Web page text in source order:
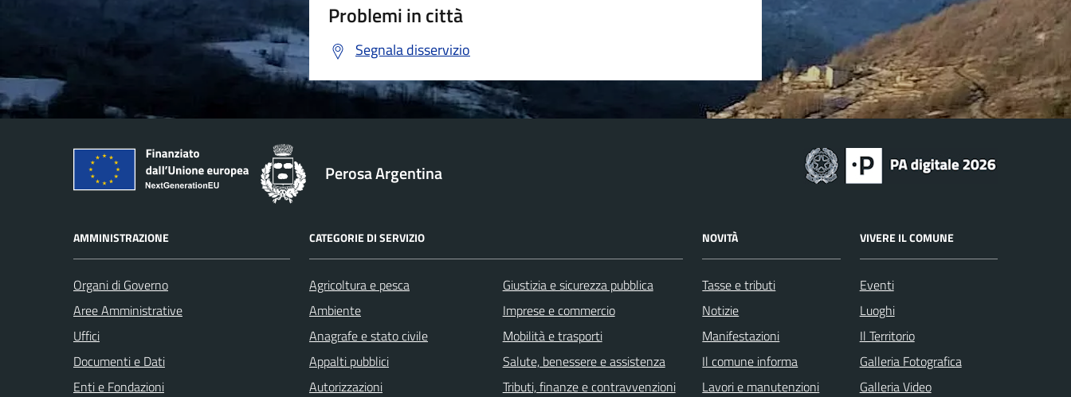
Problemi in città
Segnala disservizio
Perosa Argentina
AMMINISTRAZIONE
Organi di Governo
Aree Amministrative
Uffici
Documenti e Dati
Enti e Fondazioni
CATEGORIE DI SERVIZIO
Agricoltura e pesca
Ambiente
Anagrafe e stato civile
Appalti pubblici
Autorizzazioni
Giustizia e sicurezza pubblica
Imprese e commercio
Mobilità e trasporti
Salute, benessere e assistenza
Tributi, finanze e contravvenzioni
NOVITÀ
Tasse e tributi
Notizie
Manifestazioni
Il comune informa
Lavori e manutenzioni
VIVERE IL COMUNE
Eventi
Luoghi
Il Territorio
Galleria Fotografica
Galleria Video